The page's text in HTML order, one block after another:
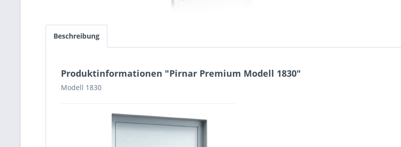
Beschreibung
Produktinformationen "Pirnar Premium Modell 1830"
Modell 1830